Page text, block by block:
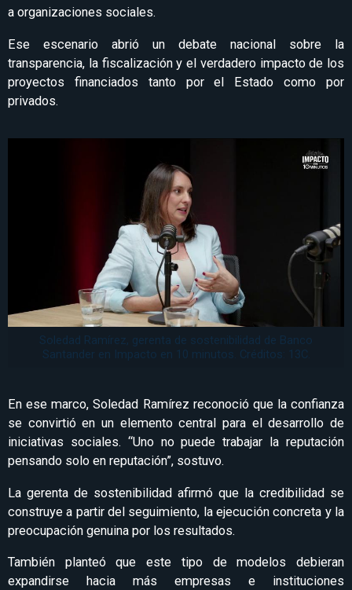
a organizaciones sociales.
Ese escenario abrió un debate nacional sobre la
transparencia, la fiscalización y el verdadero impacto de los
proyectos financiados tanto por el Estado como por
privados.
Soledad Ramírez, gerenta de sostenibilidad de Banco
Santander en Impacto en 10 minutos. Créditos: 13C.
En ese marco, Soledad Ramírez reconoció que la confianza
se convirtió en un elemento central para el desarrollo de
iniciativas sociales. “Uno no puede trabajar la reputación
pensando solo en reputación”, sostuvo.
La gerenta de sostenibilidad afirmó que la credibilidad se
construye a partir del seguimiento, la ejecución concreta y la
preocupación genuina por los resultados.
También planteó que este tipo de modelos debieran
expandirse hacia más empresas e instituciones